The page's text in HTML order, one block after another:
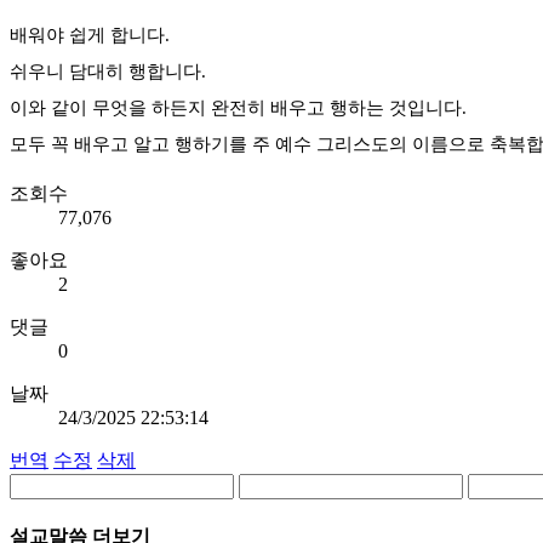
배워야 쉽게 합니다.
쉬우니 담대히 행합니다.
이와 같이 무엇을 하든지 완전히 배우고 행하는 것입니다.
모두 꼭 배우고 알고 행하기를 주 예수 그리스도의 이름으로 축복
조회수
77,076
좋아요
2
댓글
0
날짜
24/3/2025 22:53:14
번역 수정 삭제
설교말씀 더보기